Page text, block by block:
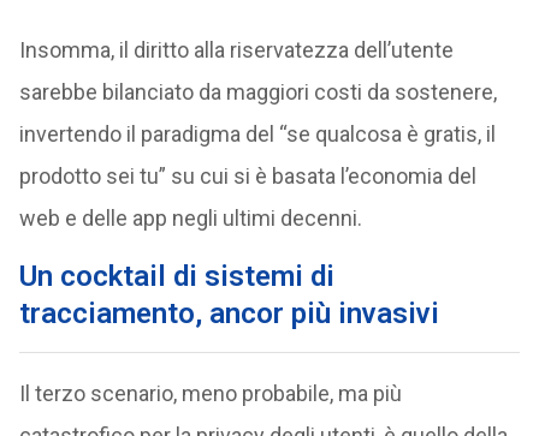
Insomma, il diritto alla riservatezza dell’utente
sarebbe bilanciato da maggiori costi da sostenere,
invertendo il paradigma del “se qualcosa è gratis, il
prodotto sei tu” su cui si è basata l’economia del
web e delle app negli ultimi decenni.
Un cocktail di sistemi di
tracciamento, ancor più invasivi
Il terzo scenario, meno probabile, ma più